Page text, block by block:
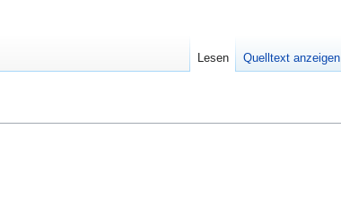
Lesen Quelltext anzeigen